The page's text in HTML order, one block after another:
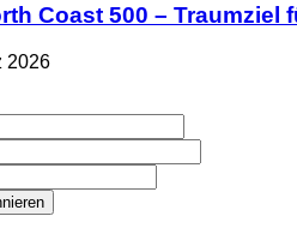
Coast 500 – Traumziel
2026